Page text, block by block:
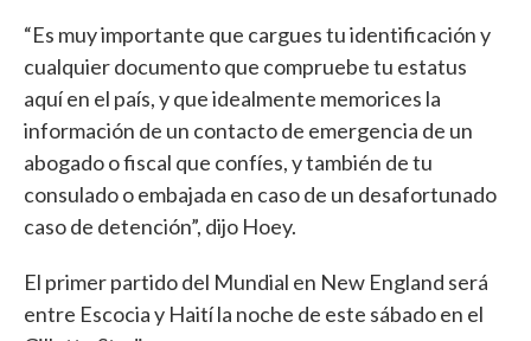
“Es muy importante que cargues tu identificación y
cualquier documento que compruebe tu estatus
aquí en el país, y que idealmente memorices la
información de un contacto de emergencia de un
abogado o fiscal que confíes, y también de tu
consulado o embajada en caso de un desafortunado
caso de detención”, dijo Hoey.
El primer partido del Mundial en New England será
entre Escocia y Haití la noche de este sábado en el